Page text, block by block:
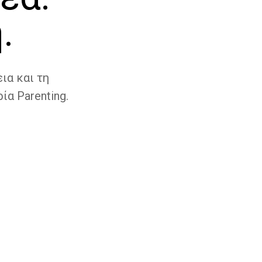
και τη
Parenting.